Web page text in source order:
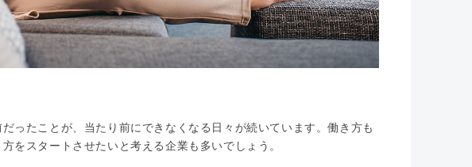
ったことが、当たり前にできなくなる日々が続いています。働き方も
をスタートさせたいと考える企業も多いでしょう。